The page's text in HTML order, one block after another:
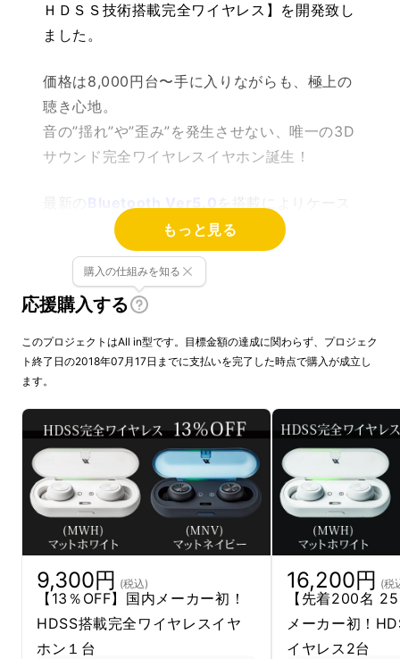
ＨＤＳＳ技術搭載完全ワイヤレス】を開発致し
ました。
価格は8,000円台〜手に入りながらも、極上の
聴き心地。
音の”揺れ”や”歪み”を発生させない、唯一の3D
サウンド完全ワイヤレスイヤホン誕生！
最新の
を搭載によりケース
から取り出すだけで自動ぺアリング！
イヤホン部分の重量はなんと4ｇ！
き×高さ)、重量は約40g。
イヤホン部分、ケース素材にもこだわりマット
カラーは2色展開。マットネイビー（MNV）、
マットホワイト（MWH)
もっと見る
応援購入する
購入の仕組みを知る
このプロジェクトはAll in型です。目標金額の達成に関わらず、プロジェク
ト終了日の2018年07月17日までに支払いを完了した時点で購入が成立し
ます。
9,300円 (税込)
【13％OFF】国内メーカー初！
HDSS搭載完全ワイヤレスイヤ
ホン１台
16,200円 (税
【先着200名
メーカー初！
イヤレス2台